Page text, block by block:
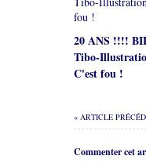
20 ANS !!!!
Tibo-
C'est fou !
« ARTICLE
Commenter cet